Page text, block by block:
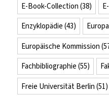
E-Book-Collection (38)
Enzyklopädie (43) Europa
Europäische Kommission
Fachbibliographie (55)
Freie Universität Berlin (51)